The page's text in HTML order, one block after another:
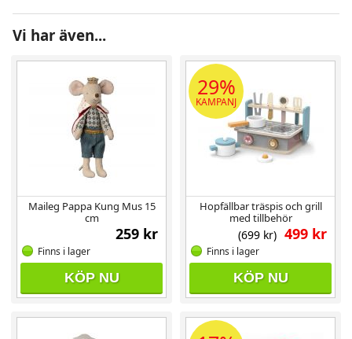
Vi har även...
Maileg Pappa Kung Mus 15
cm
259 kr
Finns i lager
KÖP NU
29%
KAMPANJ
Hopfällbar träspis och grill
med tillbehör
499 kr
(699 kr)
Finns i lager
KÖP NU